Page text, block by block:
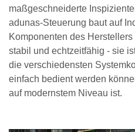
maßgeschneiderte
adunas-Steuerung baut auf
Komponenten des
stabil und echtzeitfähig - sie
die verschiedensten
einfach bedient werden
auf modernstem Niveau ist.